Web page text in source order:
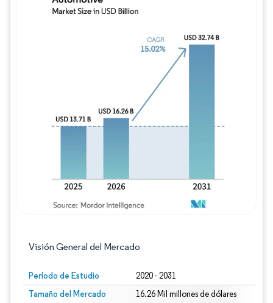
Visión General del Mercado
Período de Estudio 2020 - 2031
Tamaño del Mercado
16.26 Mil millones de dólares
Imagen © Mordor Intelligence. El uso